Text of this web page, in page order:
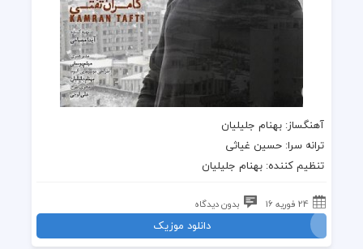
آهنگساز: بهنام جلیلیان
ترانه سرا: حسین غیاثی
تنظیم کننده: بهنام جلیلیان
24 فوریه 16 بدون دیدگاه
دانلود موزیک